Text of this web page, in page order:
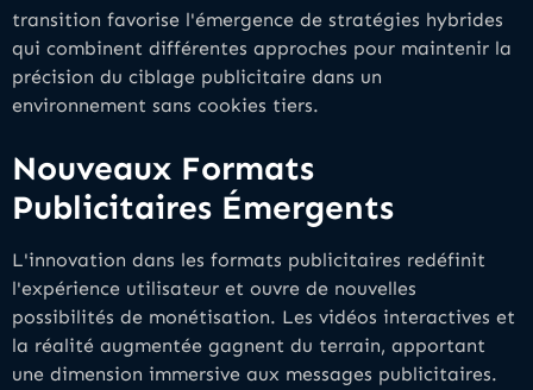
transition favorise l'émergence de stratégies hybrides
qui combinent différentes approches pour maintenir la
précision du ciblage publicitaire dans un
environnement sans cookies tiers.
Nouveaux Formats
Publicitaires Émergents
L'innovation dans les formats publicitaires redéfinit
l'expérience utilisateur et ouvre de nouvelles
possibilités de monétisation. Les vidéos interactives et
la réalité augmentée gagnent du terrain, apportant
une dimension immersive aux messages publicitaires.